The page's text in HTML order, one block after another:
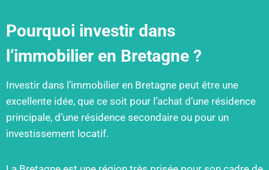
Pourquoi investir dans
l’immobilier en Bretagne ?
Investir dans l’immobilier en Bretagne peut être une
excellente idée, que ce soit pour l’achat d’une résidence
principale, d’une résidence secondaire ou pour un
investissement locatif.